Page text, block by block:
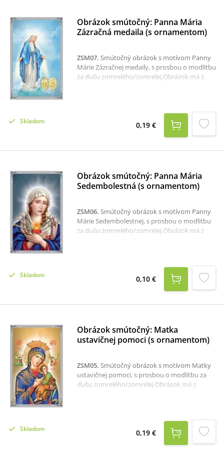
Obrázok smútočný: Panna Mária
Zázračná medaila (s ornamentom)
ZSM07. Smútočný obrázok s motívom Panny
Márie Zázračnej medaily, s prosbou o modlitbu
za dušu zomrelého/zomrelej.Obrázok má z
Skladom 0,19 €
Obrázok smútočný: Panna Mária
Sedembolestná (s ornamentom)
ZSM06. Smútočný obrázok s motívom Panny
Márie Sedembolestnej, s prosbou o modlitbu
za dušu zomrelého/zomrelej.Obrázok má z
Skladom 0,10 €
Obrázok smútočný: Matka
ustavičnej pomoci (s ornamentom)
ZSM05. Smútočný obrázok s motívom Matky
ustavičnej pomoci, s prosbou o modlitbu za
dušu zomrelého/zomrelej.Obrázok má z
Skladom 0,19 €